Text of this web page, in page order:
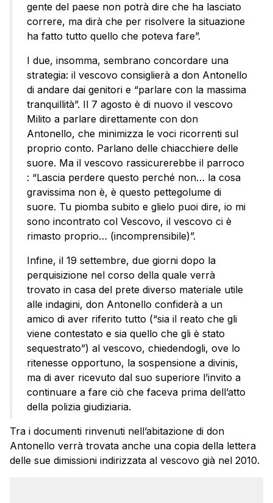
gente del paese non potrà dire che ha lasciato
correre, ma dirà che per risolvere la situazione
ha fatto tutto quello che poteva fare”.
I due, insomma, sembrano concordare una
strategia: il vescovo consiglierà a don Antonello
di andare dai genitori e “parlare con la massima
tranquillità”. Il 7 agosto è di nuovo il vescovo
Milito a parlare direttamente con don
Antonello, che minimizza le voci ricorrenti sul
proprio conto. Parlano delle chiacchiere delle
suore. Ma il vescovo rassicurerebbe il parroco
: “Lascia perdere questo perché non… la cosa
gravissima non è, è questo pettegolume di
suore. Tu piomba subito e glielo puoi dire, io mi
sono incontrato col Vescovo, il vescovo ci è
rimasto proprio… (incomprensibile)”.
Infine, il 19 settembre, due giorni dopo la
perquisizione nel corso della quale verrà
trovato in casa del prete diverso materiale utile
alle indagini, don Antonello confiderà a un
amico di aver riferito tutto (“sia il reato che gli
viene contestato e sia quello che gli è stato
sequestrato”) al vescovo, chiedendogli, ove lo
ritenesse opportuno, la sospensione a divinis,
ma di aver ricevuto dal suo superiore l’invito a
continuare a fare ciò che faceva prima dell’atto
della polizia giudiziaria.
Tra i documenti rinvenuti nell’abitazione di don
Antonello verrà trovata anche una copia della lettera
delle sue dimissioni indirizzata al vescovo già nel 2010.